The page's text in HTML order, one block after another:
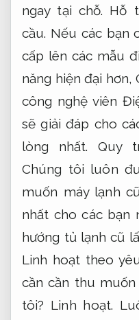
ngay tại chỗ. Hỗ
cầu. Nếu các bạn
cấp lên các mẫu
năng hiện đại hơn,
công nghệ viên
sẽ giải đáp cho
lòng nhất. Quy
Chúng tôi luôn
muốn máy lạnh
nhất cho các bạn
hướng tủ lạnh cũ
Linh hoạt theo
cần cần thu
tôi? Linh hoạt.